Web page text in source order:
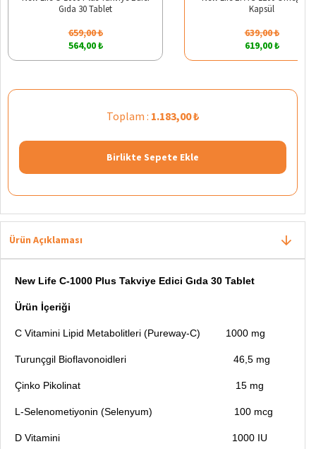
Gıda 30 Tablet
659,00 ₺
564,00 ₺
Kapsül
639,00 ₺
619,00 ₺
Toplam : 1.183,00 ₺
Birlikte Sepete Ekle
Ürün Açıklaması
New Life C-1000 Plus Takviye Edici Gıda 30 Tablet
Ürün İçeriği
C Vitamini Lipid Metabolitleri (Pureway-C) 1000 mg
Turunçgil Bioflavonoidleri 46,5 mg
Çinko Pikolinat 15 mg
L-Selenometiyonin (Selenyum) 100 mcg
D Vitamini 1000 IU